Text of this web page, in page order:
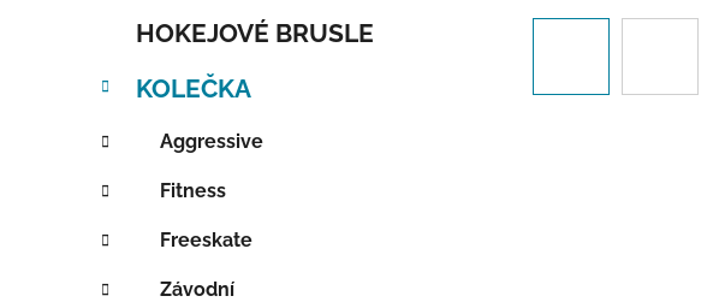
HOKEJOVÉ BRUSLE
KOLEČKA
Aggressive
Fitness
Freeskate
Závodní